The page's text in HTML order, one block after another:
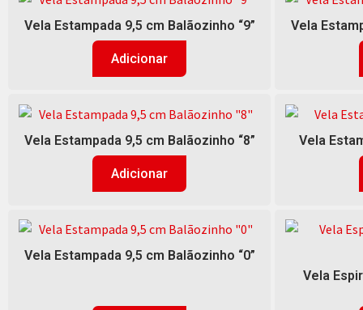
Vela Estampada 9,5 cm Balãozinho “9”
Adicionar
Vela
Vela Estampada 9,5 cm Balãozinho “8”
Adicionar
Vela
Vela Estampada 9,5 cm Balãozinho “0”
Vela